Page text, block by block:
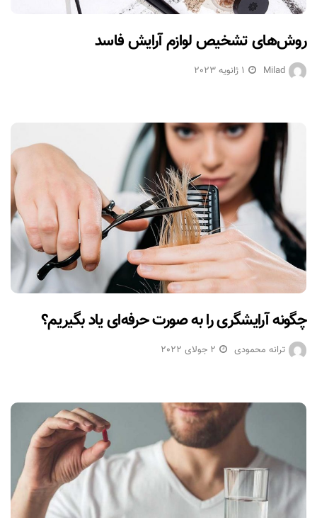
روش‌های تشخیص لوازم آرایش فاسد
Milad 1 ژانویه 2023
چگونه آرایشگری را به صورت حرفه‌ای یاد بگیریم؟
ترانه محمودی 2 جولای 2022